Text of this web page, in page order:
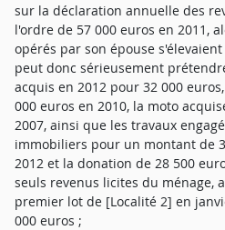
sur la déclaration annuelle des
l'ordre de 57 000 euros en 2011,
opérés par son épouse
peut donc sérieusement
acquis en 2012 pour 32 000
000 euros en 2010, la moto
2007, ainsi que les travaux
immobiliers pour un montant de
2012 et la donation de 28 500
seuls revenus licites du ménage,
premier lot de [Localité 2] en
000 euros ;